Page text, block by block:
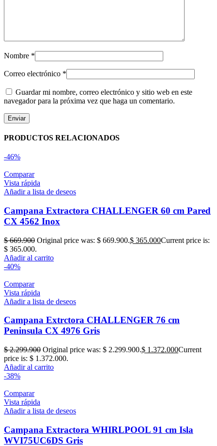
Nombre *
Correo electrónico *
Guardar mi nombre, correo electrónico y sitio web en este
navegador para la próxima vez que haga un comentario.
PRODUCTOS RELACIONADOS
-46%
Comparar
Vista rápida
Añadir a lista de deseos
Campana Extractora CHALLENGER 60 cm Pared
CX 4562 Inox
$669.900 Original price was: $ 669.900.$ 365.000Current price is:
$ 365.000.
Añadir al carrito
-40%
Comparar
Vista rápida
Añadir a lista de deseos
Campana Extrctora CHALLENGER 76 cm
Peninsula CX 4976 Gris
$2.299.900 Original price was: $ 2.299.900.$ 1.372.000Current
price is: $ 1.372.000.
Añadir al carrito
-38%
Comparar
Vista rápida
Añadir a lista de deseos
Campana Extractora WHIRLPOOL 91 cm Isla
WVI75UC6DS Gris